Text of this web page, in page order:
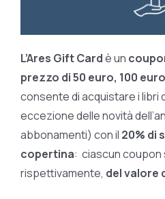
L’Ares Gift Cardè un
prezzo di 50 euro, 100
consente di acquistare i libri
eccezione delle novità
abbonamenti) con il 20% di
copertina: ciascun coupon
rispettivamente, del valore